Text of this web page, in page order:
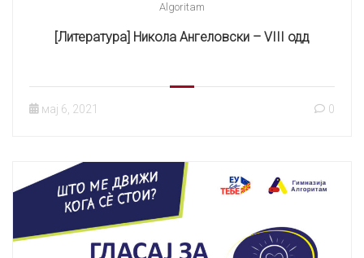
Algoritam
[Литература] Никола Ангеловски – VIII одд
мај 6, 2021 0